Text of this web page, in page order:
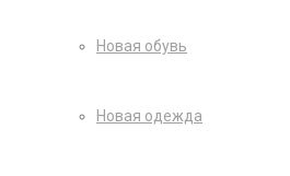
Новая обувь
Новая одежда